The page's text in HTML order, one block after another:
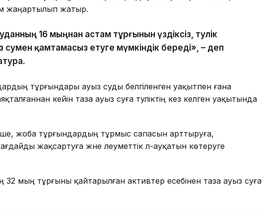
жаңартылып жатыр.
16 мыңнан астам тұрғынын үздіксіз, тәулік
қамтамасыз етуге мүмкіндік береді», – деп
тұрғындары ауыз суды белгіленген уақытпен ғана
кейін таза ауыз суға тәуліктің кез келген уақытында
жоба тұрғындардың тұрмыс сапасын арттыруға,
жақсартуға және әлеуметтік әл-ауқатын көтеруге
мың тұрғыны қайтарылған активтер есебінен таза ауыз суға